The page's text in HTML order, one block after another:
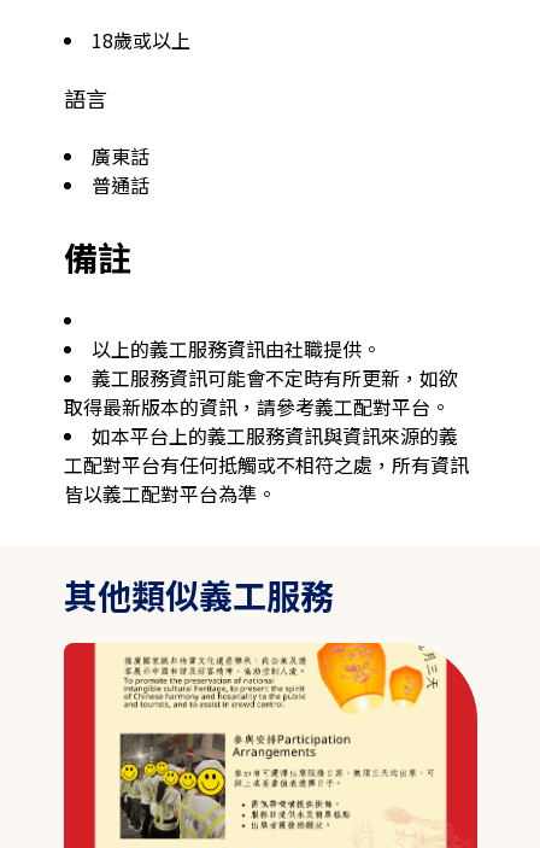
18歲或以上
語言
廣東話
普通話
備註
以上的義工服務資訊由社職提供。
義工服務資訊可能會不定時有所更新，如欲
取得最新版本的資訊，請參考義工配對平台。
如本平台上的義工服務資訊與資訊來源的義
工配對平台有任何抵觸或不相符之處，所有資訊
皆以義工配對平台為準。
其他類似義工服務